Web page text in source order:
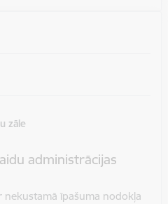
zāle
administrācijas
īpašuma nodokļa